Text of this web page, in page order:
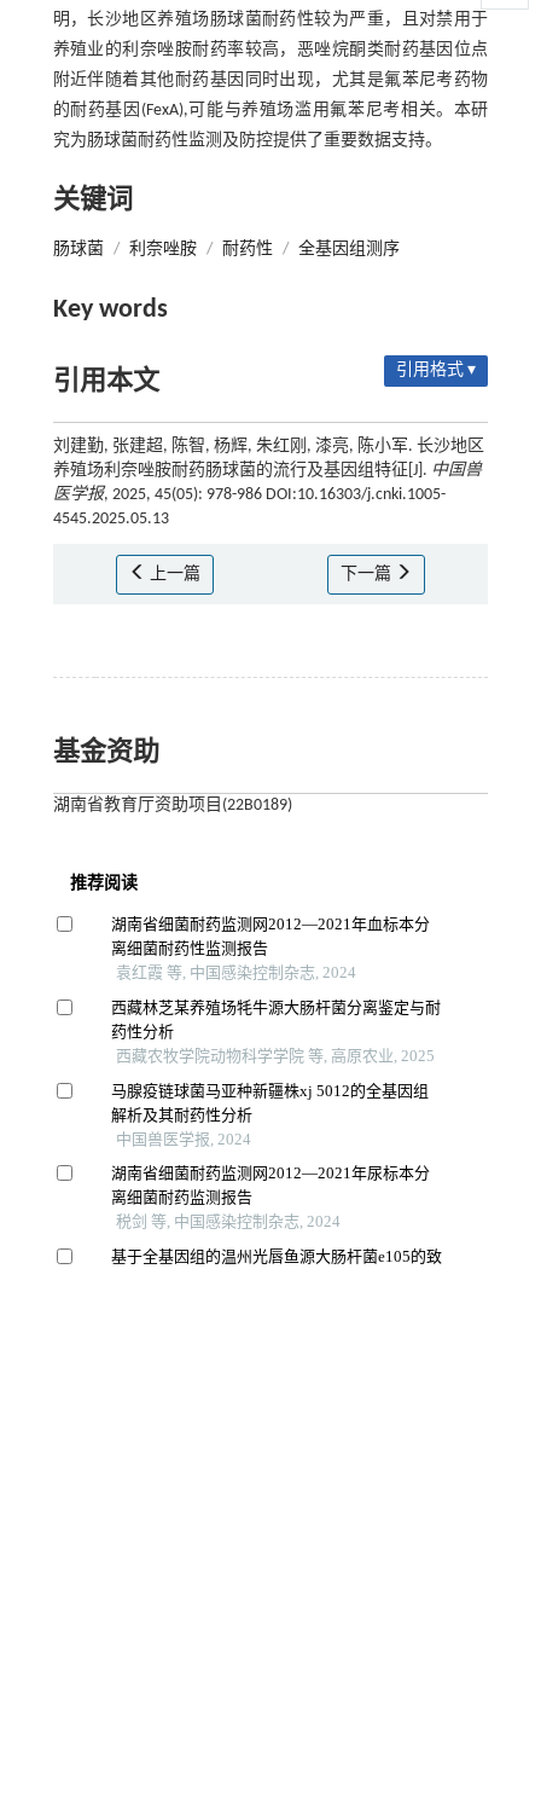
明，长沙地区养殖场肠球菌耐药性较为严重，且对禁用于
养殖业的利奈唑胺耐药率较高，恶唑烷酮类耐药基因位点
附近伴随着其他耐药基因同时出现，尤其是氟苯尼考药物
的耐药基因(FexA),可能与养殖场滥用氟苯尼考相关。本研
究为肠球菌耐药性监测及防控提供了重要数据支持。
关键词
肠球菌 / 利奈唑胺 / 耐药性 / 全基因组测序
Key words
引用本文 引用格式 ▾
刘建勤, 张建超, 陈智, 杨辉, 朱红刚, 漆亮, 陈小军. 长沙地区
养殖场利奈唑胺耐药肠球菌的流行及基因组特征[J]. 中国兽
医学报, 2025, 45(05): 978-986 DOI:10.16303/j.cnki.1005-
4545.2025.05.13
上一篇 下一篇
基金资助
湖南省教育厅资助项目(22B0189)